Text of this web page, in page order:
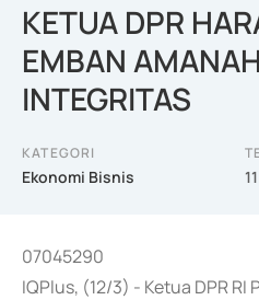
KETUA DPR
EMBAN
INTEGRITAS
KATEGORI
Ekonomi Bisnis
07045290
IQPlus, (12/3) - Ketua DPR